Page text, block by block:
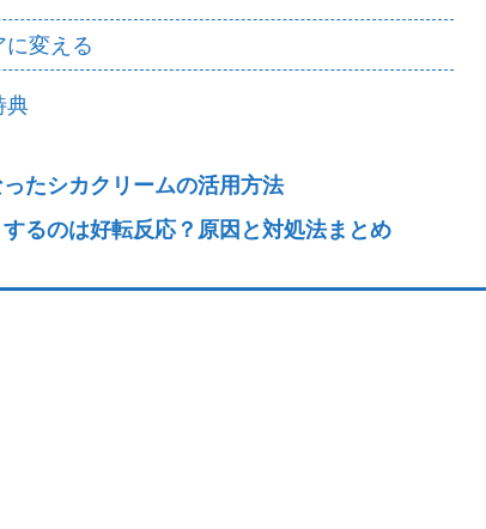
変える
典
たシカクリームの活用方法
るのは好転反応？原因と対処法まとめ